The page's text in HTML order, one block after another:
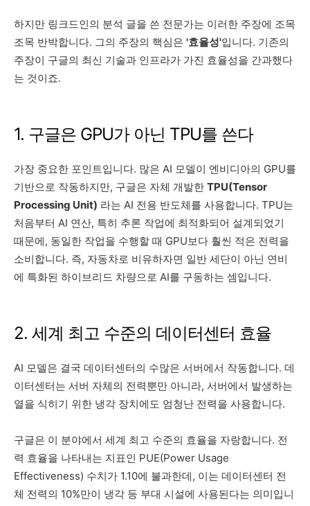
하지만 링크드인의 분석 글을 쓴 전문가는 이러한 주장에 조목
조목 반박합니다. 그의 주장의 핵심은 '효율성'입니다. 기존의
주장이 구글의 최신 기술과 인프라가 가진 효율성을 간과했다
는 것이죠.
1. 구글은 GPU가 아닌 TPU를 쓴다
가장 중요한 포인트입니다. 많은 AI 모델이 엔비디아의 GPU를
기반으로 작동하지만, 구글은 자체 개발한 TPU(Tensor
Processing Unit) 라는 AI 전용 반도체를 사용합니다. TPU는
처음부터 AI 연산, 특히 추론 작업에 최적화되어 설계되었기
때문에, 동일한 작업을 수행할 때 GPU보다 훨씬 적은 전력을
소비합니다. 즉, 자동차로 비유하자면 일반 세단이 아닌 연비
에 특화된 하이브리드 차량으로 AI를 구동하는 셈입니다.
2. 세계 최고 수준의 데이터센터 효율
AI 모델은 결국 데이터센터의 수많은 서버에서 작동합니다. 데
이터센터는 서버 자체의 전력뿐만 아니라, 서버에서 발생하는
열을 식히기 위한 냉각 장치에도 엄청난 전력을 사용합니다.
구글은 이 분야에서 세계 최고 수준의 효율을 자랑합니다. 전
력 효율을 나타내는 지표인 PUE(Power Usage
Effectiveness) 수치가 1.10에 불과한데, 이는 데이터센터 전
체 전력의 10%만이 냉각 등 부대 시설에 사용된다는 의미입니